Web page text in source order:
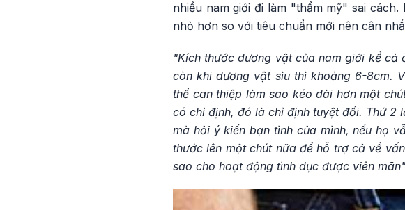
nhiều nam giới đi làm "thẩm mỹ" sai
nhỏ hơn so với tiêu chuẩn mới nên cân
"Kích thước dương vật của nam giới kể cả
còn khi dương vật sìu thì khoảng 6-8cm.
thể can thiệp làm sao kéo dài hơn một
có chỉ định, đó là chỉ định tuyệt đối. Thứ 2
mà hỏi ý kiến bạn tình của mình, nếu họ
thước lên một chút nữa để hỗ trợ cả về
sao cho hoạt động tình dục được viên